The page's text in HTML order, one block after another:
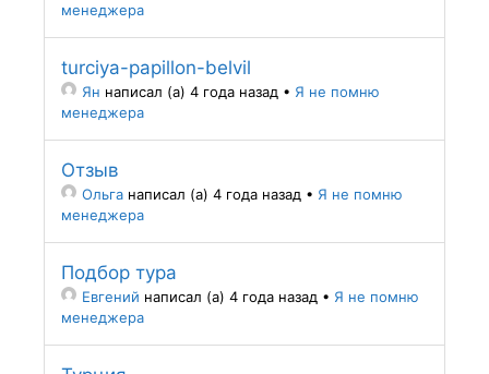
менеджера
turciya-papillon-belvil
Ян написал (а) 4 года назад • Я не помню
менеджера
Отзыв
Ольга написал (а) 4 года назад • Я не помню
менеджера
Подбор тура
Евгений написал (а) 4 года назад • Я не помню
менеджера